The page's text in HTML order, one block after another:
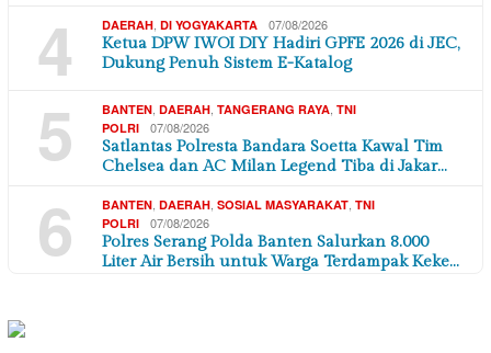
4 DAERAH DI YOGYAKARTA 07/08/2026
Ketua DPW IWOI DIY Hadiri GPFE 2026 di JEC,
Dukung Penuh Sistem E-Katalog
5 BANTEN DAERAH TANGERANG RAYA TNI
POLRI
07/08/2026
Satlantas Polresta Bandara Soetta Kawal Tim
Chelsea dan AC Milan Legend Tiba di Jakar…
6 BANTEN DAERAH SOSIAL MASYARAKAT TNI
POLRI
07/08/2026
Polres Serang Polda Banten Salurkan 8.000
Liter Air Bersih untuk Warga Terdampak Keke…